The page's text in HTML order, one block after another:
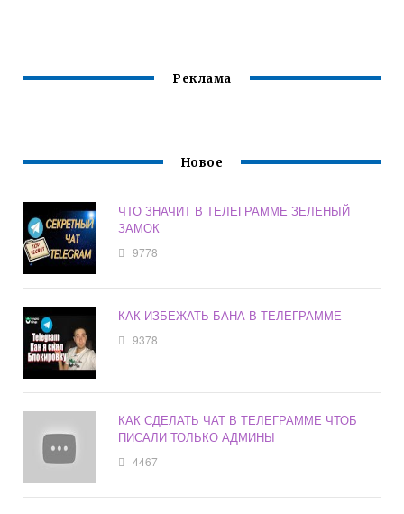
Реклама
Новое
ЧТО ЗНАЧИТ В ТЕЛЕГРАММЕ ЗЕЛЕНЫЙ
ЗАМОК
9778
КАК ИЗБЕЖАТЬ БАНА В ТЕЛЕГРАММЕ
9378
КАК СДЕЛАТЬ ЧАТ В ТЕЛЕГРАММЕ ЧТОБ
ПИСАЛИ ТОЛЬКО АДМИНЫ
4467